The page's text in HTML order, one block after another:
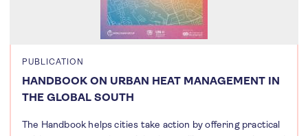
PUBLICATION
HANDBOOK ON URBAN HEAT MANAGEMENT IN
THE GLOBAL SOUTH
The Handbook helps cities take action by offering practical